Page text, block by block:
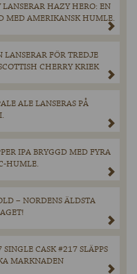
HAZY HERO: EN
MED AMERIKANSK HUMLE.
FÖR TREDJE
CHERRY KRIEK
ALE LANSERAS PÅ
IPA BRYGGD MED FYRA
HUMLE.
– NORDENS ÄLDSTA
CASK #217 SLÄPPS
MARKNADEN